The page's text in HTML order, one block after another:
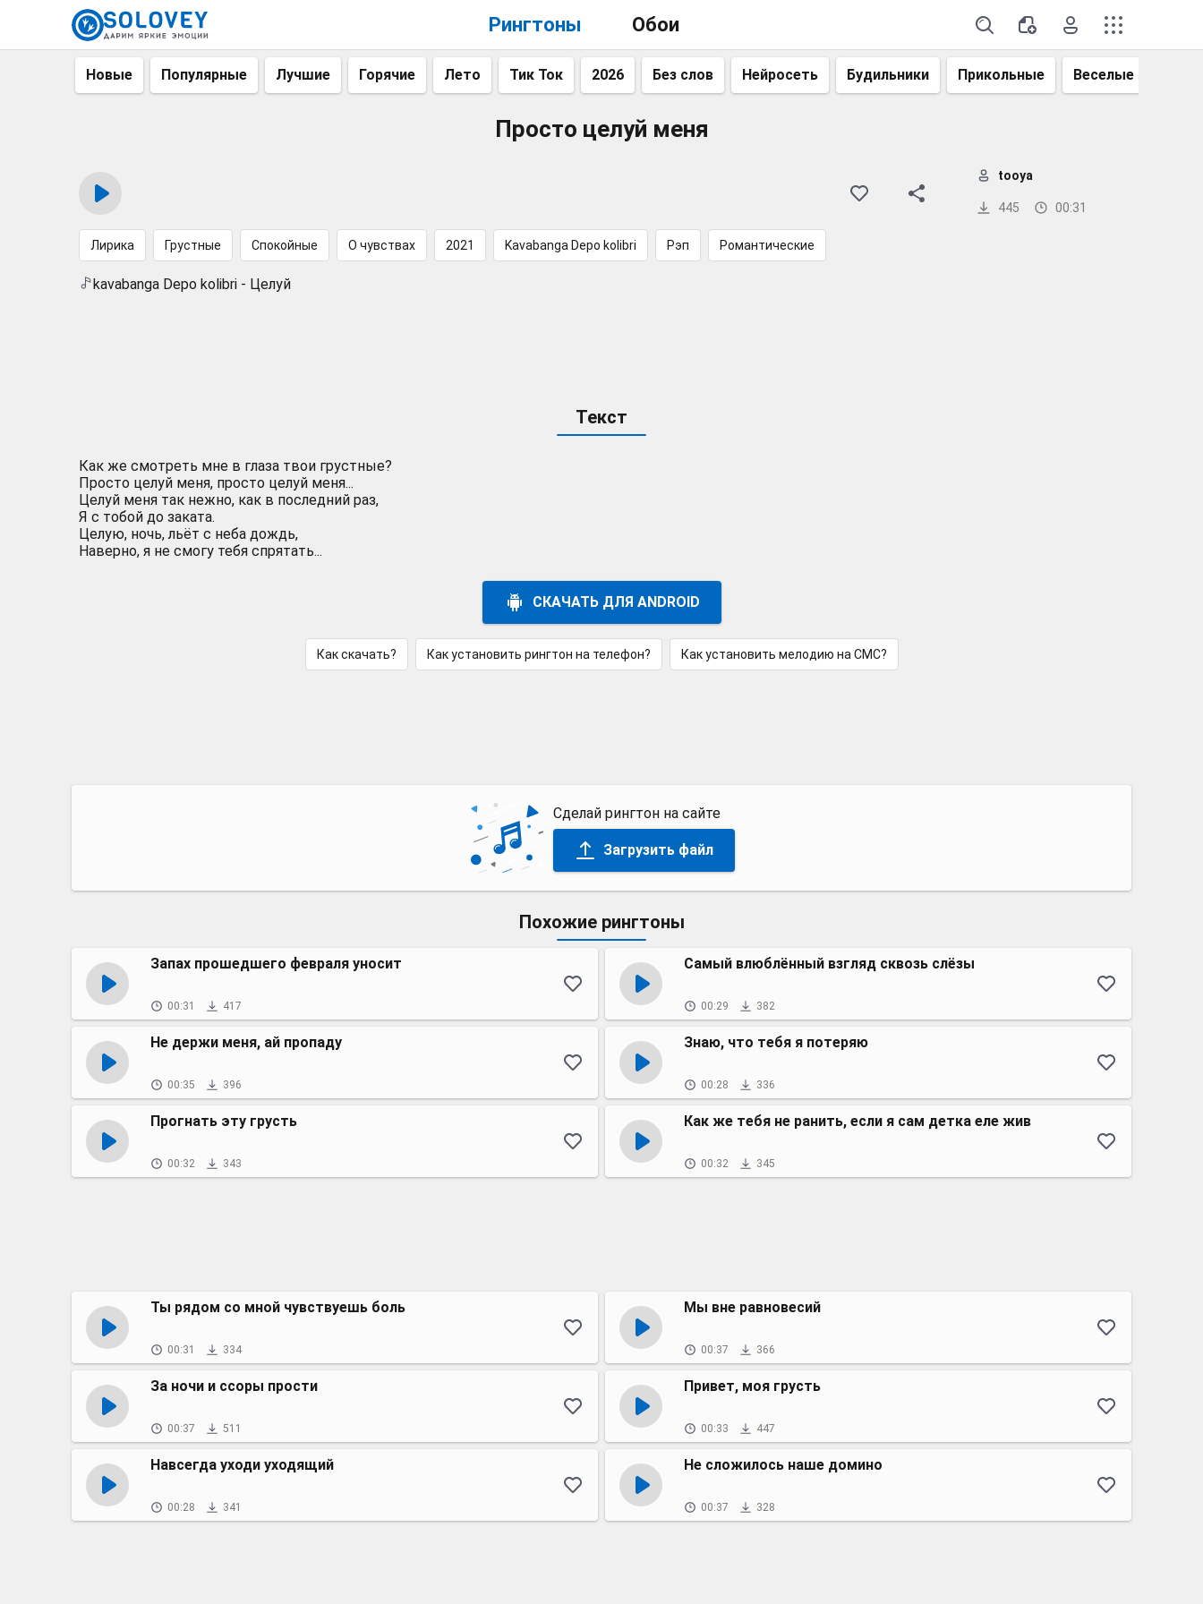
Рингтоны Обои
Новые Популярные Лучшие Горячие Лето Тик Ток 2026 Без слов Нейросеть Будильники Прикольные Веселые
Просто целуй меня
445 00:31
tooya
Лирика Грустные Спокойные О чувствах 2021 Kavabanga Depo kolibri Рэп Романтические
kavabanga Depo kolibri - Целуй
Текст
Как же смотреть мне в глаза твои грустные?
Просто целуй меня, просто целуй меня...
Целуй меня так нежно, как в последний раз,
Я с тобой до заката.
Целую, ночь, льёт с неба дождь,
Наверно, я не смогу тебя спрятать...
СКАЧАТЬ ДЛЯ ANDROID
Как скачать? Как установить рингтон на телефон? Как установить мелодию на СМС?
Сделай рингтон на сайте
Загрузить файл
Похожие рингтоны
Запах прошедшего февраля уносит
00:31 417
Самый влюблённый взгляд сквозь слёзы
00:29 382
Не держи меня, ай пропаду
00:35 396
Знаю, что тебя я потеряю
00:28 336
Прогнать эту грусть
00:32 343
Как же тебя не ранить, если я сам детка еле жив
00:32 345
Ты рядом со мной чувствуешь боль
00:31 334
Мы вне равновесий
00:37 366
За ночи и ссоры прости
00:37 511
Привет, моя грусть
00:33 447
Навсегда уходи уходящий
00:28 341
Не сложилось наше домино
00:37 328